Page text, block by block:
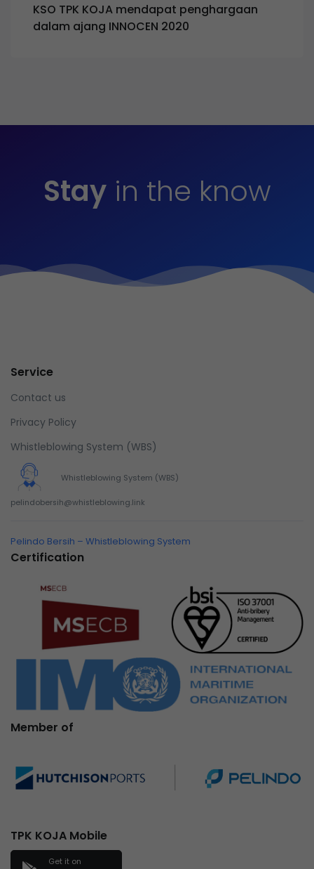
KSO TPK KOJA mendapat penghargaan
dalam ajang INNOCEN 2020
Stayin the know
Service
Contact us
Privacy Policy
Whistleblowing System (WBS)
Whistleblowing System (WBS)
pelindobersih@whistleblowing.link
Pelindo Bersih – Whistleblowing System
Certification
Member of
TPK KOJA Mobile
Get it on